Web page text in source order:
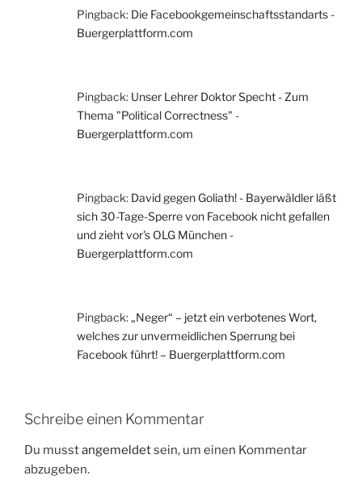
Pingback: Die Facebookgemeinschaftsstandarts -
Buergerplattform.com
Pingback: Unser Lehrer Doktor Specht - Zum
Thema "Political Correctness" -
Buergerplattform.com
Pingback: David gegen Goliath! - Bayerwäldler läßt
sich 30-Tage-Sperre von Facebook nicht gefallen
und zieht vor's OLG München -
Buergerplattform.com
Pingback: „Neger“ – jetzt ein verbotenes Wort,
welches zur unvermeidlichen Sperrung bei
Facebook führt! – Buergerplattform.com
Schreibe einen Kommentar
Du musstangemeldetsein, um einen Kommentar
abzugeben.